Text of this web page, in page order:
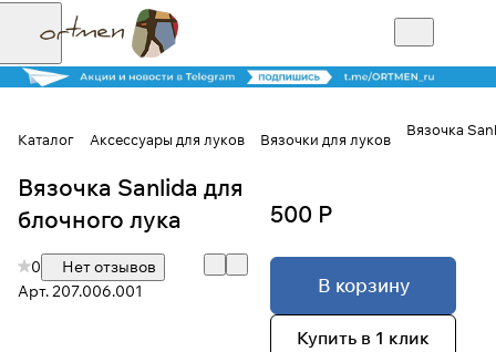
Каталог Аксессуары для луков Вязочки для луков
Вязочка
Вязочка Sanlida для
блочного лука
0
Нет отзывов
Арт.207.006.001
500 Р
В корзину
Купить в 1 клик
Для клиентов всех банков
Разбейте
оплату на части